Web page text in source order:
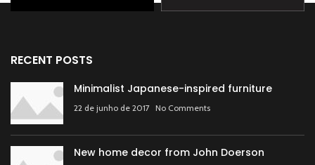
RECENT POSTS
Minimalist Japanese-inspired furniture
22 de junho de 2017 No Comments
New home decor from John Doerson